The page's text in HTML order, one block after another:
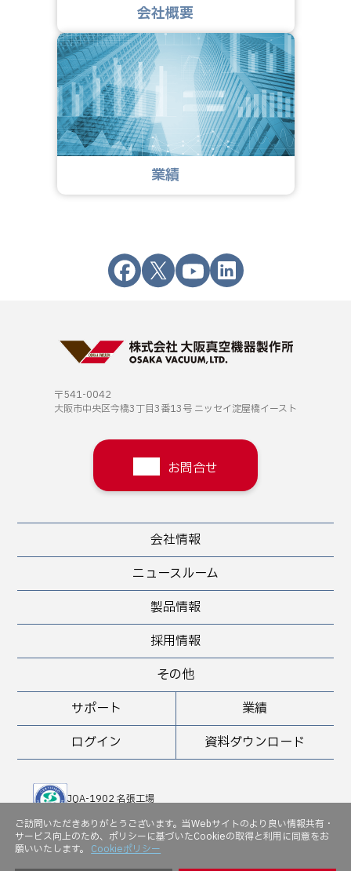
会社概要
業績
〒541-0042
大阪市中央区今橋3丁目3番13号 ニッセイ淀屋橋イースト
お問合せ
会社情報
ニュースルーム
製品情報
サポート 業績
採用情報
ログイン 資料ダウンロード
その他
JQA-1902 名張工場
JQA-EM 5143
ご訪問いただきありがとうございます。当Webサイトのより良い情報共有・
サービス向上のため、ポリシーに基づいたCookieの取得と利用に同意をお
願いいたします。 Cookieポリシー